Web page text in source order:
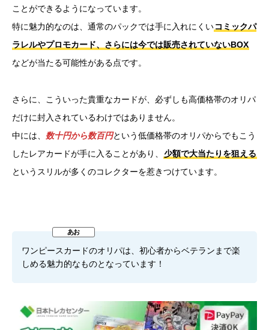
ことができるようになっています。
特に魅力的なのは、通常のパックでは手に入れにくいコミックパ
ラレルやプロモカード、さらには今では販売されていないBOX
などが当たる可能性がある点です。
さらに、こういった貴重なカードが、必ずしも高価格帯のオリパ
だけに封入されているわけではありません。
中には、 数十円から数百円という低価格帯のオリパからでもこう
したレアカードが手に入ることがあり、 少額で大当たりを狙える
というスリルが多くのコレクターを惹きつけています。
ワンピースカードのオリパは、初心者からベテランまで楽
しめる魅力的なものとなっています！